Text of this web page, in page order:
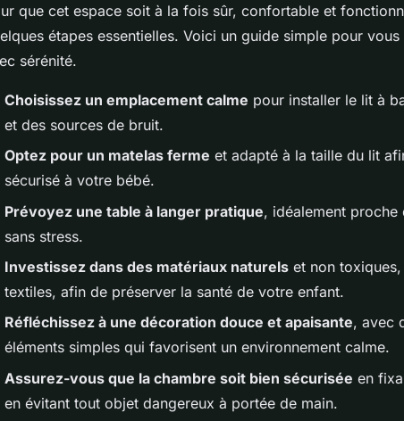
que cet espace soit à la fois sûr, confortable et
étapes essentielles. Voici un guide simple pour
sérénité.
Choisissez un emplacement calme pour installer le lit à
et des sources de bruit.
Optez pour un matelas ferme et adapté à la taille du lit
sécurisé à votre bébé.
Prévoyez une table à langer pratique, idéalement
sans stress.
Investissez dans des matériaux naturels et non
textiles, afin de préserver la santé de votre enfant.
Réfléchissez à une décoration douce et apaisante, avec
éléments simples qui favorisent un environnement calme.
Assurez-vous que la chambre soit bien sécurisée en
en évitant tout objet dangereux à portée de main.